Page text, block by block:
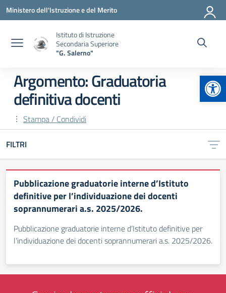
Vai ai contenuti
Vai al menu di navigazione
Vai al footer
Ministero dell'Istruzione e del Merito
Istituto di Istruzione
Secondaria Superiore
"G. Salerno"
Argomento: Graduatoria
definitiva docenti
Stampa / Condividi
FILTRI
Pubblicazione graduatorie interne d’Istituto
definitive per l’individuazione dei docenti
soprannumerari a.s. 2025/2026.
Pubblicazione graduatorie interne d’Istituto definitive per
l’individuazione dei docenti soprannumerari a.s. 2025/2026.